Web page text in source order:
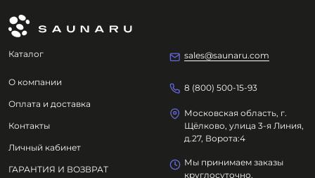
Каталог
О компании
Оплата и доставка
Контакты
Личный кабинет
ГАРАНТИЯ И ВОЗВРАТ
sales@saunaru.com
8 (800) 500-15-93
Московская область, г.
Щёлково, улица 3-я Линия,
д.27, Ворота:4
Мы принимаем заказы
круглосуточно.